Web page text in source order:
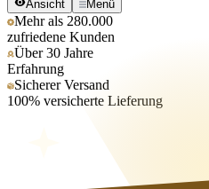
Ansicht Menü
Mehr als 280.000
zufriedene Kunden
Über 30 Jahre
Erfahrung
Sicherer Versand
100% versicherte Lieferung